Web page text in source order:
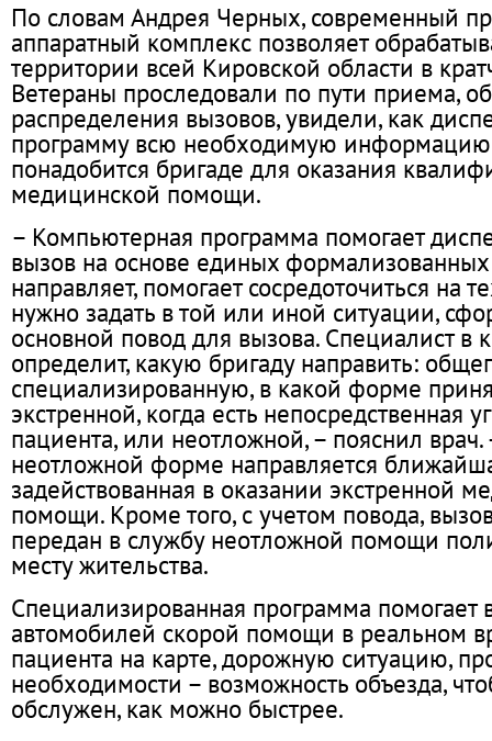
По словам Андрея Черных, современный
аппаратный комплекс позволяет
территории всей Кировской области в
Ветераны проследовали по пути приема,
распределения вызовов, увидели, как
программу всю необходимую
понадобится бригаде для оказания
медицинской помощи.
– Компьютерная программа помогает
вызов на основе единых
направляет, помогает сосредоточиться на
нужно задать в той или иной ситуации,
основной повод для вызова. Специалист в
определит, какую бригаду направить:
специализированную, в какой форме
экстренной, когда есть непосредственная
пациента, или неотложной, – пояснил
неотложной форме направляется
задействованная в оказании экстренной
помощи. Кроме того, с учетом повода,
передан в службу неотложной помощи
месту жительства.
Специализированная программа помогает
автомобилей скорой помощи в реальном
пациента на карте, дорожную ситуацию,
необходимости – возможность объезда,
обслужен, как можно быстрее.